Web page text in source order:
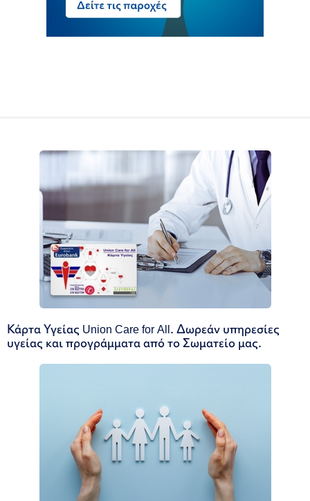
Κάρτα Υγείας Union Care for All. Δωρεάν υπηρεσίες
υγείας και προγράμματα από το Σωματείο μας.